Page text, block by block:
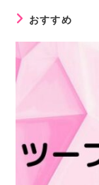
おすすめ